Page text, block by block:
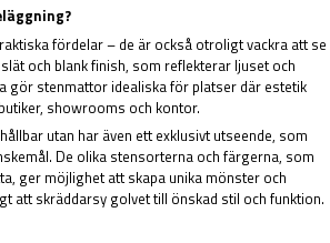
fördelar – de är också otroligt vackra att se
och blank finish, som reflekterar ljuset och
gör stenmattor idealiska för platser där estetik
showrooms och kontor.
utan har även ett exklusivt utseende, som
De olika stensorterna och färgerna, som
ger möjlighet att skapa unika mönster och
att skräddarsy golvet till önskad stil och funktion.